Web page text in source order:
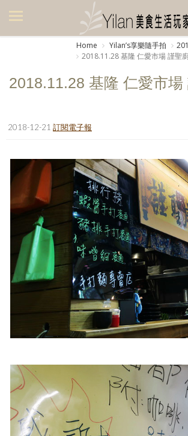
美食集
廚房集
旅遊美食集
生活風
書房集
日記簿
餐桌週記
享樂隨手拍
照相簿
創意出版服務
關於Yilan
個人著作
活動實況記錄
Home Yilanʼs享樂隨手拍
2018.11.28 基隆 仁愛市場 謹聖
2018.11.28 基隆 仁愛市場
2018-12-21 訂閱電子報